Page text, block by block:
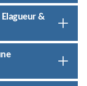
Elagueur &